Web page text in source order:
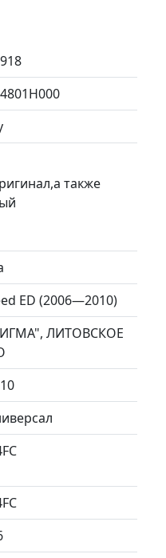
также
ED (2006—2010)
ЛИТОВСКОЕ